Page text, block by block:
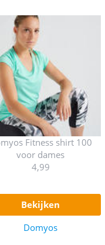
Fitness shirt 100
voor dames
4,99
bekijken
Domyos